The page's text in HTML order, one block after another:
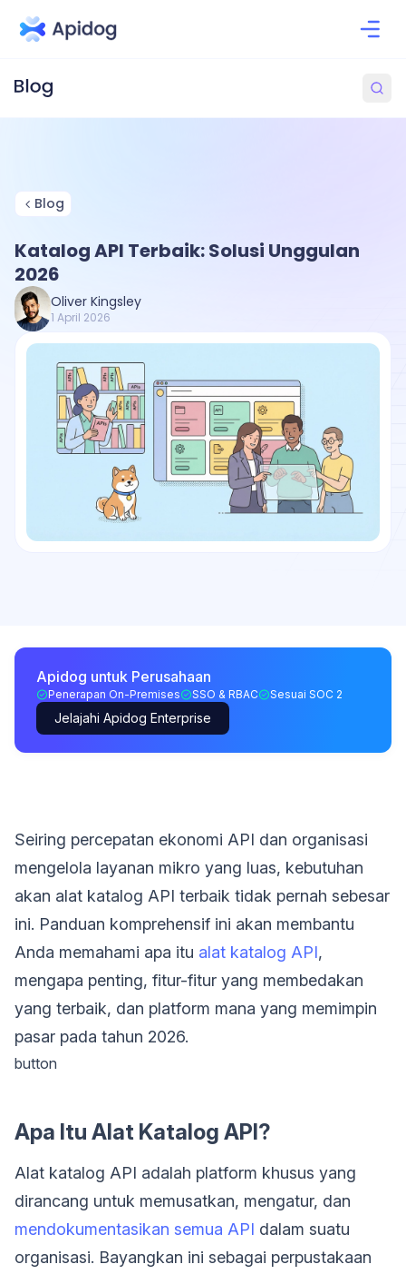
Blog
Katalog API Terbaik: Solusi Unggulan
2026
Oliver Kingsley
1 April 2026
Apidog untuk Perusahaan
Penerapan On-Premises SSO & RBAC Sesuai SOC 2
Jelajahi Apidog Enterprise
Seiring percepatan ekonomi API dan organisasi
mengelola layanan mikro yang luas, kebutuhan
akan alat katalog API terbaik tidak pernah sebesar
ini. Panduan komprehensif ini akan membantu
Anda memahami apa itu alat katalog API,
mengapa penting, fitur-fitur yang membedakan
yang terbaik, dan platform mana yang memimpin
pasar pada tahun 2026.
button
Apa Itu Alat Katalog API?
Alat katalog API adalah platform khusus yang
dirancang untuk memusatkan, mengatur, dan
mendokumentasikan semua API dalam suatu
organisasi. Bayangkan ini sebagai perpustakaan